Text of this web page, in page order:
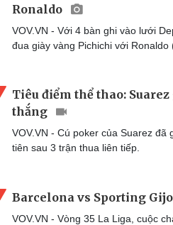
Ronaldo
VOV.VN - Với 4 bàn ghi vào lưới
đua giày vàng Pichichi với Ronaldo
Tiêu điểm thể thao:
thắng
VOV.VN - Cú poker của Suarez
tiên sau 3 trận thua liên tiếp.
Barcelona vs Sporting
VOV.VN - Vòng 35 La Liga, cuộc